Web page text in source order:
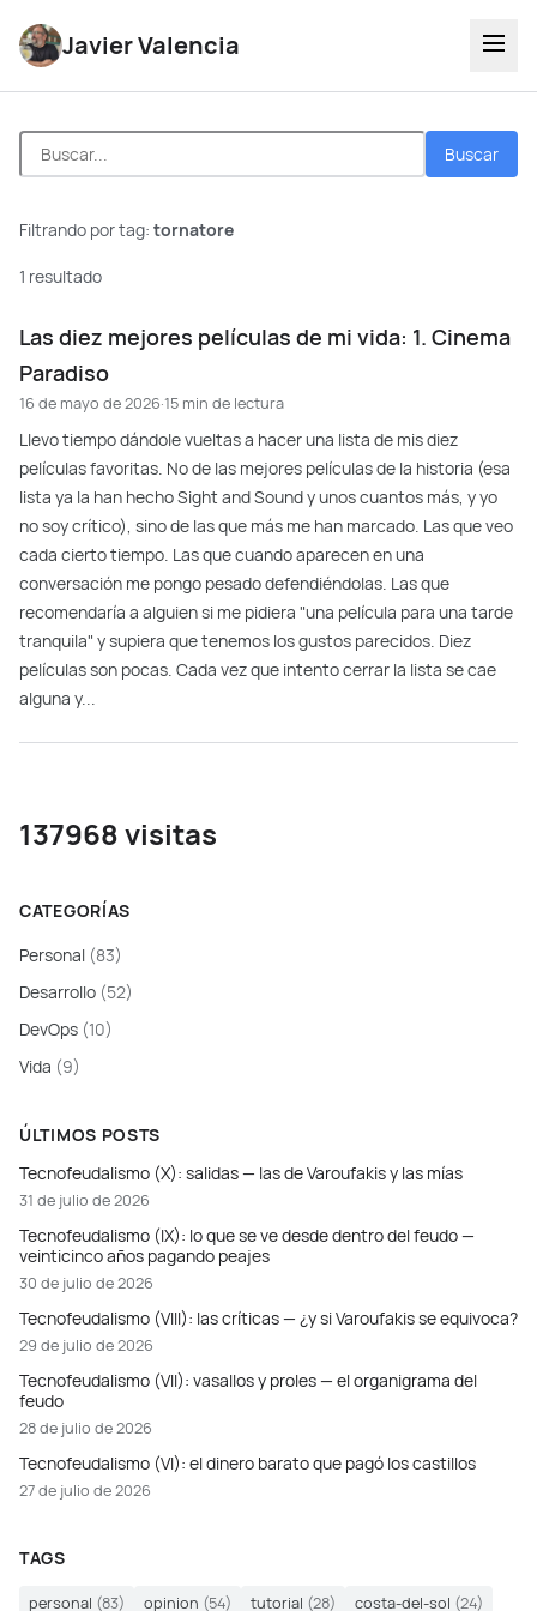
Javier Valencia
Buscar
Filtrando por tag: tornatore
1 resultado
Las diez mejores películas de mi vida: 1. Cinema
Paradiso
16 de mayo de 2026·15 min de lectura
Llevo tiempo dándole vueltas a hacer una lista de mis diez
películas favoritas. No de las mejores películas de la historia (esa
lista ya la han hecho Sight and Sound y unos cuantos más, y yo
no soy crítico), sino de las que más me han marcado. Las que veo
cada cierto tiempo. Las que cuando aparecen en una
conversación me pongo pesado defendiéndolas. Las que
recomendaría a alguien si me pidiera "una película para una tarde
tranquila" y supiera que tenemos los gustos parecidos. Diez
películas son pocas. Cada vez que intento cerrar la lista se cae
alguna y...
137968 visitas
CATEGORÍAS
Personal (83)
Desarrollo (52)
DevOps (10)
Vida (9)
ÚLTIMOS POSTS
Tecnofeudalismo (X): salidas — las de Varoufakis y las mías
31 de julio de 2026
Tecnofeudalismo (IX): lo que se ve desde dentro del feudo —
veinticinco años pagando peajes
30 de julio de 2026
Tecnofeudalismo (VIII): las críticas — ¿y si Varoufakis se equivoca?
29 de julio de 2026
Tecnofeudalismo (VII): vasallos y proles — el organigrama del
feudo
28 de julio de 2026
Tecnofeudalismo (VI): el dinero barato que pagó los castillos
27 de julio de 2026
TAGS
personal (83) opinion (54) tutorial (28) costa-del-sol (24)